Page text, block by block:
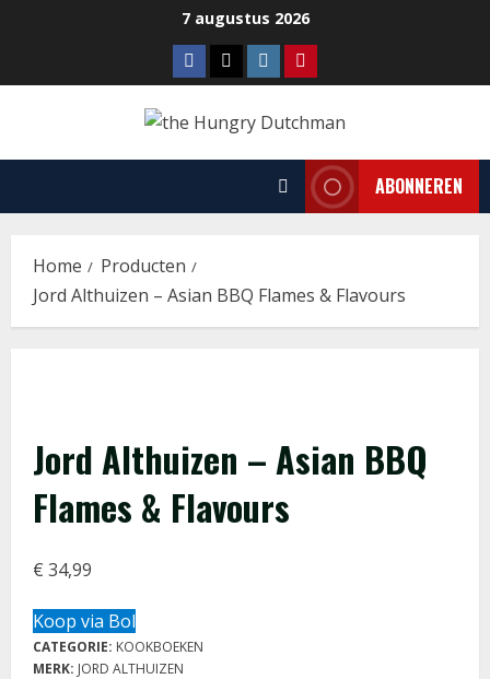
7 augustus 2026
Facebook
TiktokInstagramPinterest
ABONNEREN
Home
Producten
Jord Althuizen – Asian BBQ Flames & Flavours
Jord Althuizen – Asian BBQ
Flames & Flavours
€ 34,99
Koop via Bol
CATEGORIE: KOOKBOEKEN
MERK: JORD ALTHUIZEN